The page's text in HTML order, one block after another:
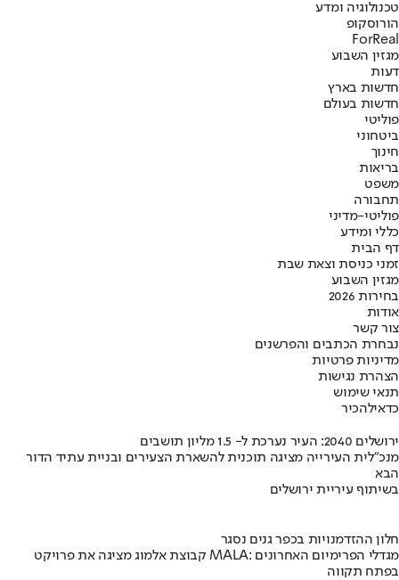
טכנולוגיה ומדע
הורוסקופ
ForReal
מגזין השבוע
דעות
חדשות בארץ
חדשות בעולם
פוליטי
ביטחוני
חינוך
בריאות
משפט
תחבורה
פוליטי-מדיני
כללי ומידע
דף הבית
זמני כניסת וצאת שבת
מגזין השבוע
בחירות 2026
אודות
צור קשר
נבחרת הכתבים והפרשנים
מדיניות פרטיות
הצהרת נגישות
תנאי שימוש
כדאילהכיר
ירושלים 2040: העיר נערכת ל- 1.5 מליון תושבים
מנכ"לית העירייה מציגה תוכנית להשארת הצעירים ובניית עתיד הדור
הבא
בשיתוף עיריית ירושלים
חלון ההזדמנויות בכפר גנים נסגר
קבוצת אלמוג מציגה את פרויקט MALA: מגדלי הפרימיום האחרונים
בפתח תקווה